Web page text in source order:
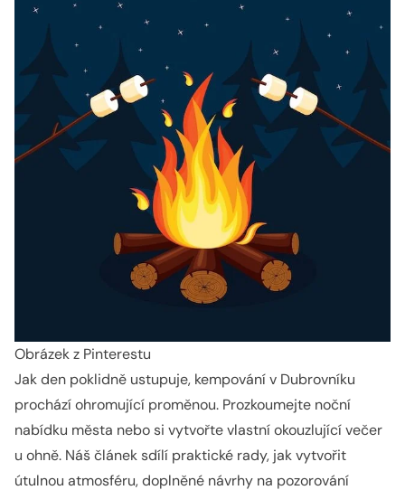
Obrázek z Pinterestu
Jak den poklidně ustupuje, kempování v Dubrovníku
prochází ohromující proměnou. Prozkoumejte noční
nabídku města nebo si vytvořte vlastní okouzlující večer
u ohně. Náš článek sdílí praktické rady, jak vytvořit
útulnou atmosféru, doplněné návrhy na pozorování